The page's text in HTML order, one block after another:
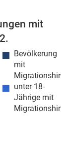
mit
Bevölkerung
mit
unter 18-
Jährige mit